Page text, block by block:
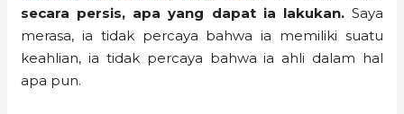
secara persis, apa yang dapat ia lakukan.Saya
merasa, ia tidak percaya bahwa ia memiliki suatu
keahlian, ia tidak percaya bahwa ia ahli dalam hal
apa pun.